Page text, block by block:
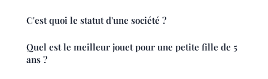
C'est quoi le statut d'une société ?
Quel est le meilleur jouet pour une petite fille de 5
ans ?